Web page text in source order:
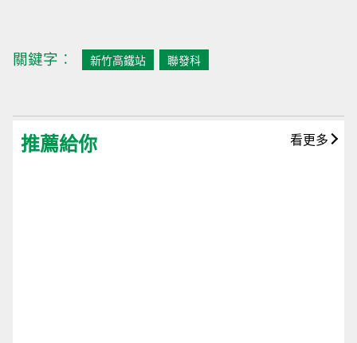
關鍵字︰ 新竹高鐵站 聯發科
推薦給你 看更多